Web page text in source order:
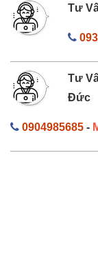
Tư
Tư
Đức
0904985685 -